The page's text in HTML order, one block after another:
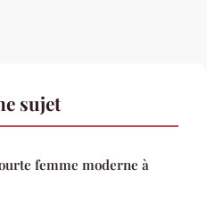
sujet
femme moderne à